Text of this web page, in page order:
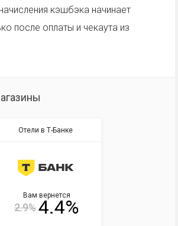
кэшбэка начинает
после оплаты и чекаута из
Отели в Т-Банке
Вам вернется
2.9%4.4%